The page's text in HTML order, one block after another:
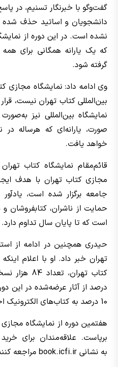
گفت‌وگو با خبرنگار تسنیم، در
دانشجویان و اساتید حذف
نشده است. در این دوره از
که یک یارانه همگانی برای
گرفته شود.
وی ادامه داد: نمایشگاه مجازی
بین‌المللی کتاب تهران نیست،
نمایشگاه بین‌المللی نیز
صورت، یارانه‌ای که هرساله
خواهد یافت.
قائم‌مقام نمایشگاه کتاب
مجازی کتاب تهران با هدف
جامعه برگزار شده است،
حمایت از ناشران، کتابفروشان
است که تا پایان سال تداوم دارد.
حیدری همچنین در ادامه از
تهران خبر داد. او با اعلام
درصد از آثار عرضه‌شده در این
10 درصد به کتاب‌های الکترونیک اختصاص دارد.
هفتمین دوره از نمایشگاه
برپاست. علاقه‌مندان برای
به نشانی book.icfi.ir مراجعه کنند.